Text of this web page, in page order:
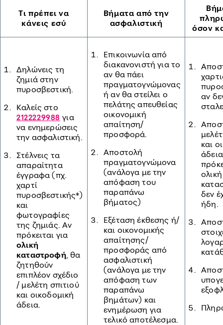
Τι πρέπει να
κάνεις εσύ
Βήματα από την
ασφαλιστική
όσον
Δηλώνεις τη
ζημιά στην
πυροσβεστική.
Καλείς στο
2122229988 για
να ενημερώσεις
την ασφαλιστική.
Στέλνεις τα
απαραίτητα
έγγραφα (πχ.
χαρτί
πυροσβεστικής*)
και
φωτογραφίες
της ζημιάς. Aν
πρόκειται για
ολική
καταστροφή, θα
ζητηθούν
επιπλέον σχέδιο
/ μελέτη σπιτιού
και οικοδομική
άδεια.
Επικοινωνία από
διακανονιστή για το
αν θα πάει
πραγματογνώμονας
ή αν θα στείλει ο
πελάτης απευθείας
οικονομική
απαίτηση/
προσφορά.
Αποστολή
πραγματογνώμονα
(ανάλογα με την
απόφαση του
παραπάνω
βήματος)
Εξέταση έκθεσης ή/
και οικονομικής
απαίτησης/
προσφοράς από
ασφαλιστική
(ανάλογα με την
απόφαση των
παραπάνω
βημάτων) και
ενημέρωση για
τελικό αποτέλεσμα.
αν
και
ολική
δεν
ήδη.